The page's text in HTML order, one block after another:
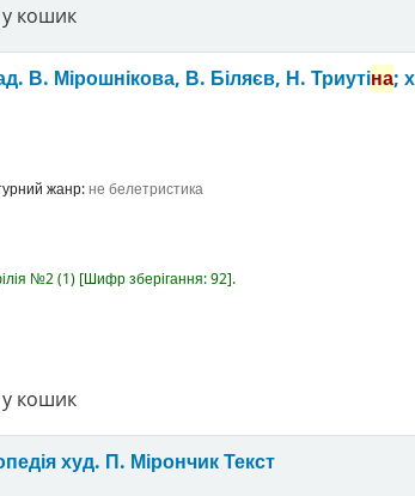
кошик
В. Мірошнікова, В. Біляєв, Н. Триутіна;
жанр:не белетристика
№2(1) Шифр зберігання:92 .
кошик
худ. П. МірончикТекст